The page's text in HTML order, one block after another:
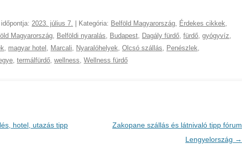
2023. július 7. | Kategória: Belföld Magyarország Érdekes cikkek
Magyarország Belföldi nyaralás Budapest Dagály fürdő fürdő gyógyvíz
magyar hotel Marcali Nyaralóhelyek Olcsó szállás Penészlek
termálfürdő wellness Wellness fürdő
hotel, utazás tipp
Zakopane szállás és látnivaló tipp fórum
Lengyelország →